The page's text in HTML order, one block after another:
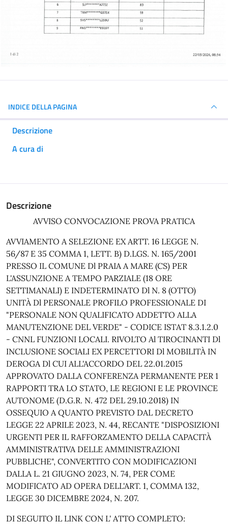
INDICE DELLA PAGINA
Descrizione
A cura di
Descrizione
AVVISO CONVOCAZIONE PROVA PRATICA
AVVIAMENTO A SELEZIONE EX ARTT. 16 LEGGE N.
56/87 E 35 COMMA 1, LETT. B) D.LGS. N. 165/2001
PRESSO IL COMUNE Dl PRAIA A MARE (CS) PER
L'ASSUNZIONE A TEMPO PARZIALE (18 ORE
SETTIMANALI) E INDETERMINATO Dl N. 8 (OTTO)
UNITÀ Dl PERSONALE PROFILO PROFESSIONALE DI
"PERSONALE NON QUALIFICATO ADDETTO ALLA
MANUTENZIONE DEL VERDE" - CODICE ISTAT 8.3.1.2.0
- CNNL FUNZIONI LOCALI. RIVOLTO Al TIROCINANTI Dl
INCLUSIONE SOCIALI EX PERCETTORI Dl MOBILITÀ IN
DEROGA Dl CUI ALL'ACCORDO DEL 22.01.2015
APPROVATO DALLA CONFERENZA PERMANENTE PER 1
RAPPORTI TRA LO STATO, LE REGIONI E LE PROVINCE
AUTONOME (D.G.R. N. 472 DEL 29.10.2018) IN
OSSEQUIO A QUANTO PREVISTO DAL DECRETO
LEGGE 22 APRILE 2023, N. 44, RECANTE "DISPOSIZIONI
URGENTI PER IL RAFFORZAMENTO DELLA CAPACITÀ
AMMINISTRATIVA DELLE AMMINISTRAZIONI
PUBBLICHE", CONVERTITO CON MODIFICAZIONI
DALLA L. 21 GIUGNO 2023, N. 74, PER COME
MODIFICATO AD OPERA DELL'ART. 1, COMMA 132,
LEGGE 30 DICEMBRE 2024, N. 207.
DI SEGUITO IL LINK CON L' ATTO COMPLETO: